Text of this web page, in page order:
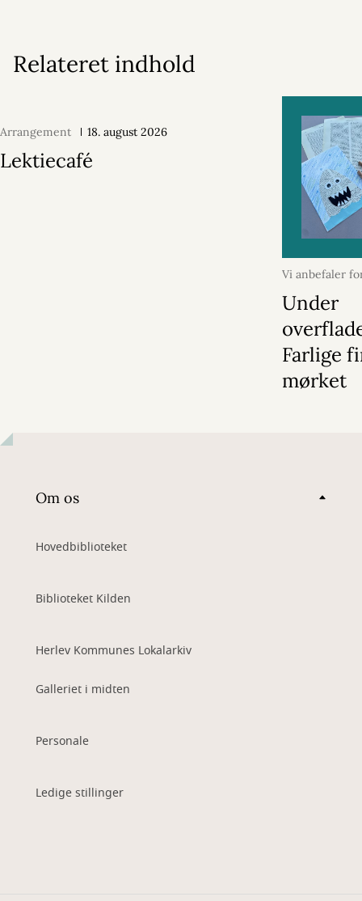
Relateret indhold
Arrangement 18. august 2026
Lektiecafé
Vi anbefaler
2026
Under
Farlige
mørket
Om os
Hovedbiblioteket
Biblioteket Kilden
Herlev Kommunes Lokalarkiv
Galleriet i midten
Personale
Ledige stillinger